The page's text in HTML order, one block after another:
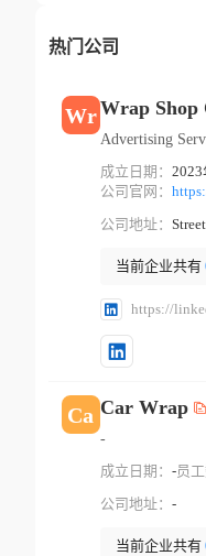
热门公司
WrWrap Shop
Advertising
成立日期： 2023
公司官网：
公司地址：
当前企业共有
https://
Ca Car Wrap
-
成立日期： -员工
公司地址： -
当前企业共有